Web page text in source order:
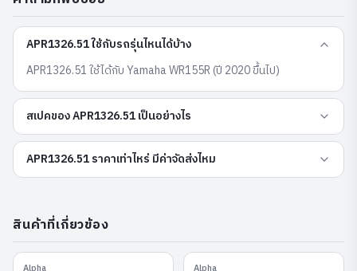
APR1326.51 ใช้กับรถรุ่นไหนได้บ้าง
APR1326.51 ใช้ได้กับ Yamaha WR155R (ปี 2020 ขึ้นไป)
สเปคของ APR1326.51 เป็นอย่างไร
APR1326.51 ราคาเท่าไหร่ มีค่าจัดส่งไหม
สินค้าที่เกี่ยวข้อง